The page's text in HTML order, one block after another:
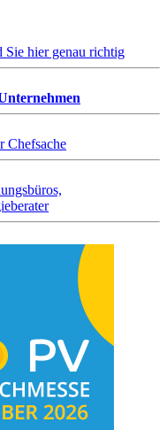
Sie hier genau richtig
Chefsache